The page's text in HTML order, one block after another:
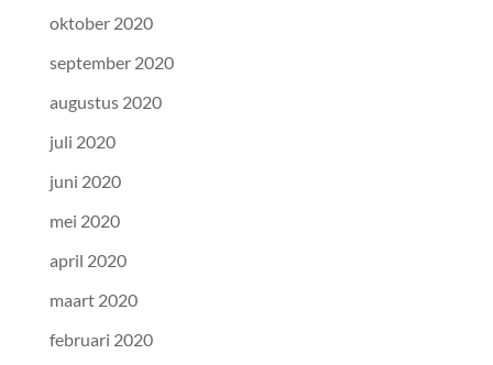
oktober 2020
september 2020
augustus 2020
juli 2020
juni 2020
mei 2020
april 2020
maart 2020
februari 2020